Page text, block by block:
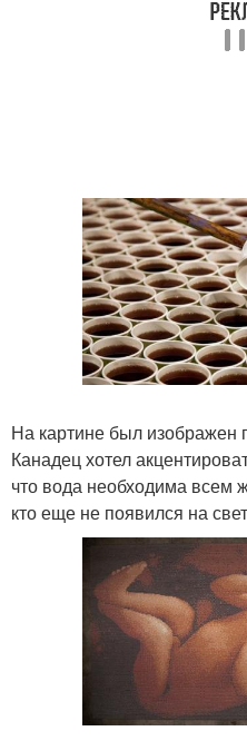
На картине был изображен
Канадец хотел
что вода необходима
кто еще не появился на